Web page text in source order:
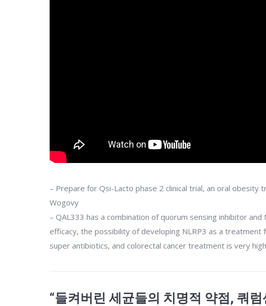
– Prepare for Qsi-Lacto phase 2 clinical trial, an oral obesity
Wogovy
– QAL333 has a combination of quorum sensing inhibitor
efficacy, the possibility of developing NLRP3 as a treatment
super antibiotics, and colorectal cancer treatment is very
“들켜버린 세균들의 치명적 약점, 쿼럼